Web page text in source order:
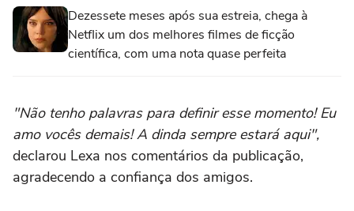
Dezessete meses após sua estreia, chega à
Netflix um dos melhores filmes de ficção
científica, com uma nota quase perfeita
"Não tenho palavras para definir esse momento! Eu
amo vocês demais! A dinda sempre estará aqui",
declarou Lexa nos comentários da publicação,
agradecendo a confiança dos amigos.